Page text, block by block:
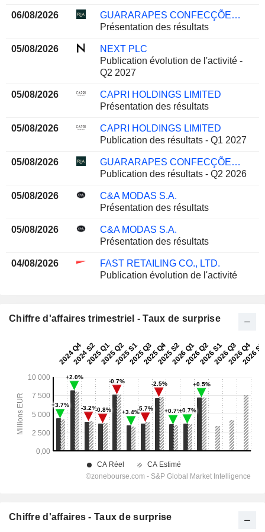
06/08/2026
GUARARAPES CONFECÇÕES S.A.
Présentation des résultats
05/08/2026
NEXT PLC
Publication évolution de l'activité -
Q2 2027
05/08/2026
CAPRI HOLDINGS LIMITED
Présentation des résultats
05/08/2026
CAPRI HOLDINGS LIMITED
Publication des résultats - Q1 2027
05/08/2026
GUARARAPES CONFECÇÕES S.A.
Publication des résultats - Q2 2026
05/08/2026
C&A MODAS S.A.
Présentation des résultats
05/08/2026
C&A MODAS S.A.
Présentation des résultats
04/08/2026
FAST RETAILING CO., LTD.
Publication évolution de l'activité
Chiffre d'affaires trimestriel - Taux de surprise
Chiffre d'affaires - Taux de surprise